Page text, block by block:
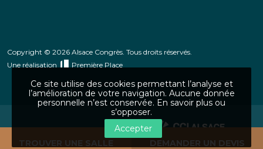
TROUVER UNE SALLE DEMANDER UN DEVIS
Copyright © 2026 Alsace Congrès. Tous droits réservés.
Une réalisation
Première Place
CCI Alsace Eurométropole
Ce site utilise des cookies permettant l’analyse et
l’amélioration de votre navigation. Aucune donnée
personnelle n’est conservée. En savoir plus ou
s’opposer.
Accepter